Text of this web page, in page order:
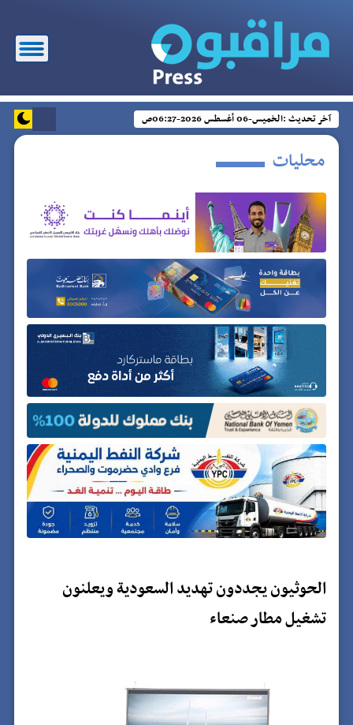
آخر تحديث :الخميس-06 أغسطس 2026-06:27ص
محليات
الحوثيون يجددون تهديد السعودية ويعلنون
تشغيل مطار صنعاء